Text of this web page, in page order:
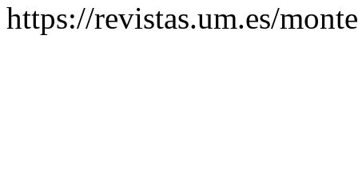
https://revistas.um.es/